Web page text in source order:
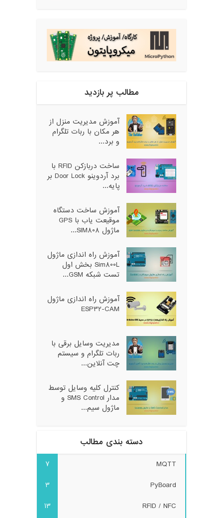
مطالب پر بازدید
آموزش مدیریت منزل از
هر مکان با ربات تلگرام
و برد...
ساخت دربازکن RFID با
برد آردوینو Door Lock بر
پایه...
آموزش ساخت دستگاه
موقیعت یاب با GPS
ماژول SIM808...
آموزش راه اندازی ماژول
Sim800L بخش اول
تست شبکه GSM...
آموزش راه اندازی ماژول
ESP32-CAM
مدیریت وسایل برقی با
ربات تلگرام و سیستم
چت آنلاین...
کنترل کلیه وسایل توسط
مدار SMS Control و
ماژول سیم...
دسته بندی مطالب
MQTT
7
PyBoard
3
RFID / NFC
13